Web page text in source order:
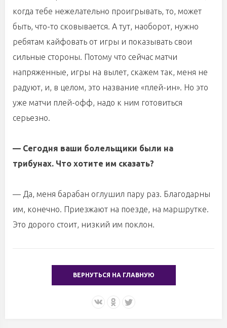
когда тебе нежелательно проигрывать, то, может
быть, что-то сковывается. А тут, наоборот, нужно
ребятам кайфовать от игры и показывать свои
сильные стороны. Потому что сейчас матчи
напряженные, игры на вылет, скажем так, меня не
радуют, и, в целом, это название «плей-ин». Но это
уже матчи плей-офф, надо к ним готовиться
серьезно.
— Сегодня ваши болельщики были на
трибунах. Что хотите им сказать?
— Да, меня барабан оглушил пару раз. Благодарны
им, конечно. Приезжают на поезде, на маршрутке.
Это дорого стоит, низкий им поклон.
ВЕРНУТЬСЯ НА ГЛАВНУЮ